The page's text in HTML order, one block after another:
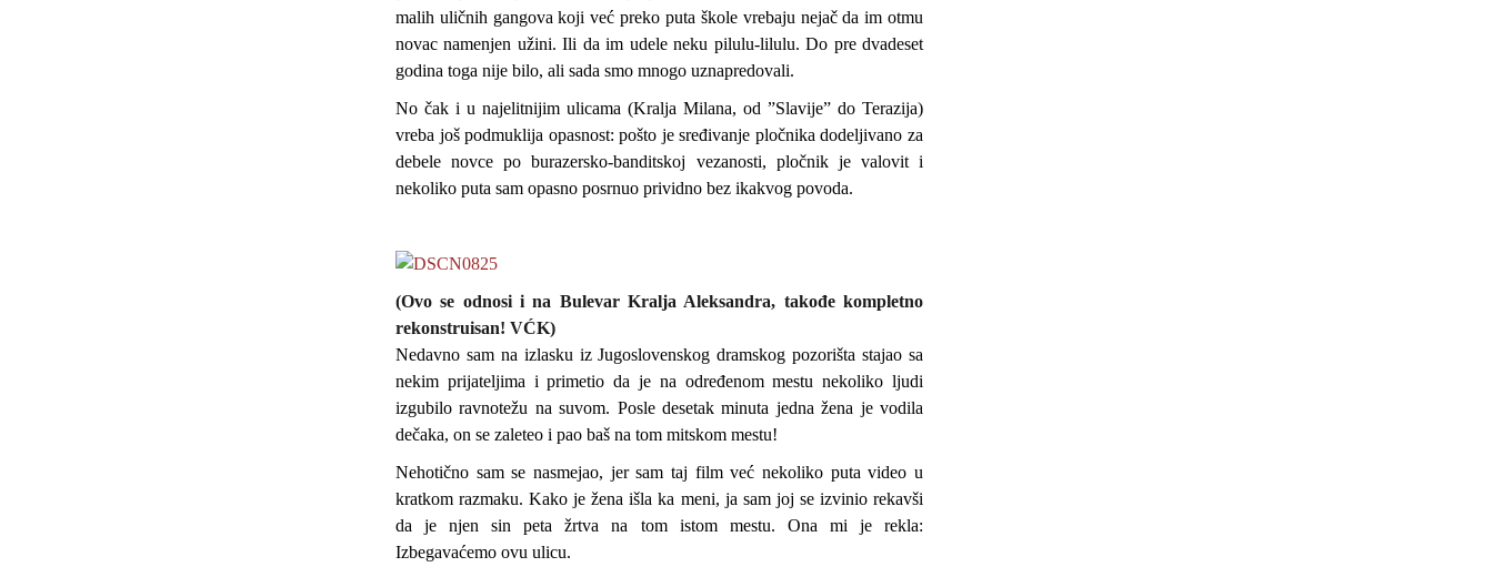
malih uličnih gangova koji već preko puta škole vrebaju nejač da im otmu
novac namenjen užini. Ili da im udele neku pilulu-lilulu. Do pre dvadeset
godina toga nije bilo, ali sada smo mnogo uznapredovali.
No čak i u najelitnijim ulicama (Kralja Milana, od ”Slavije” do Terazija)
vreba još podmuklija opasnost: pošto je sređivanje pločnika dodeljivano za
debele novce po burazersko-banditskoj vezanosti, pločnik je valovit i
nekoliko puta sam opasno posrnuo prividno bez ikakvog povoda.
(Ovo se odnosi i na Bulevar Kralja Aleksandra, takođe kompletno
rekonstruisan! VĆK)
Nedavno sam na izlasku iz Jugoslovenskog dramskog pozorišta stajao sa
nekim prijateljima i primetio da je na određenom mestu nekoliko ljudi
izgubilo ravnotežu na suvom. Posle desetak minuta jedna žena je vodila
dečaka, on se zaleteo i pao baš na tom mitskom mestu!
Nehotično sam se nasmejao, jer sam taj film već nekoliko puta video u
kratkom razmaku. Kako je žena išla ka meni, ja sam joj se izvinio rekavši
da je njen sin peta žrtva na tom istom mestu. Ona mi je rekla:
Izbegavaćemo ovu ulicu.